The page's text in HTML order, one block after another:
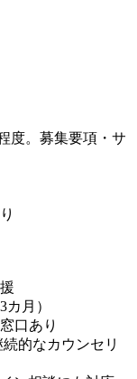
度。募集要項・サ
月）
口あり
的なカウンセリ